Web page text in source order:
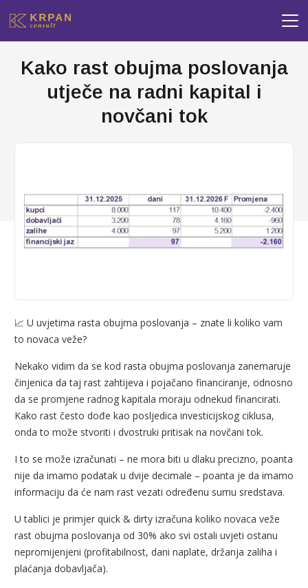
Kako rast obujma poslovanja
utječe na radni kapital i
novčani tok
📈 U uvjetima rasta obujma poslovanja – znate li koliko vam
to novaca veže?
Nekako vidim da se kod rasta obujma poslovanja zanemaruje
činjenica da taj rast zahtijeva i pojačano financiranje, odnosno
da se promjene radnog kapitala moraju odnekud financirati.
Kako rast često dođe kao posljedica investicijskog ciklusa,
onda to može stvoriti i dvostruki pritisak na novčani tok.
I to se može izračunati – ne mora biti u dlaku precizno, poanta
nije da imamo podatak u dvije decimale – poanta je da imamo
informaciju da će nam rast vezati određenu sumu sredstava.
U tablici je primjer quick & dirty izračuna koliko novaca veže
rast obujma poslovanja od 30% ako svi ostali uvjeti ostanu
nepromijenjeni (profitabilnost, dani naplate, držanja zaliha i
plaćanja dobavljača).